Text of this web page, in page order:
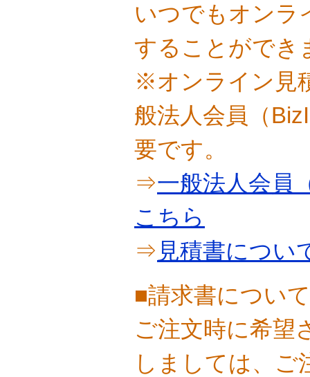
いつでもオンラ
することができ
※オンライン見
般法人会員（
要です。
⇒一般法人会員
こちら
⇒ 見積書につい
■請求書について
ご注文時に希望
しましては、ご